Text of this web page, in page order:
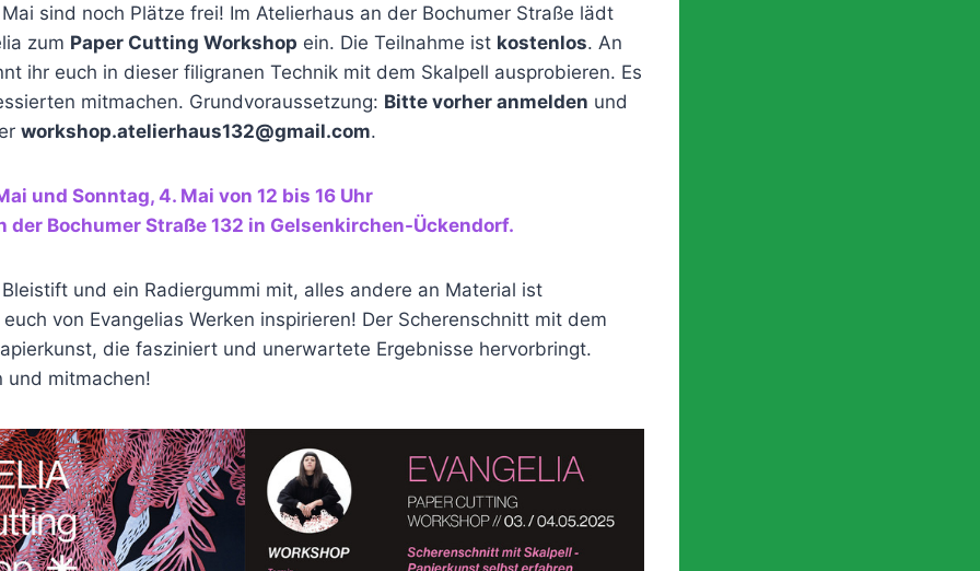
sind noch Plätze frei! Im Atelierhaus an der Bochumer Straße lädt
zum Paper Cutting Workshop ein. Die Teilnahme ist kostenlos. An
ihr euch in dieser filigranen Technik mit dem Skalpell ausprobieren. Es
mitmachen. Grundvoraussetzung: Bitte vorher anmelden und
workshop.atelierhaus132@gmail.com.
und Sonntag, 4. Mai von 12 bis 16 Uhr
der Bochumer Straße 132 in Gelsenkirchen-Ückendorf.
und ein Radiergummi mit, alles andere an Material ist
von Evangelias Werken inspirieren! Der Scherenschnitt mit dem
die fasziniert und unerwartete Ergebnisse hervorbringt.
und mitmachen!